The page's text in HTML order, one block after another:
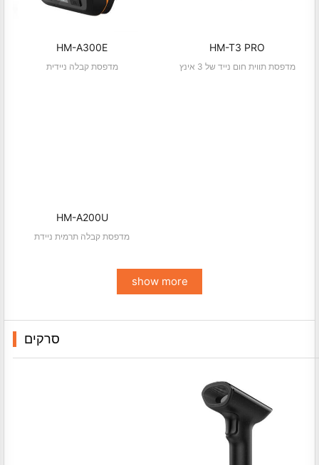
HM-A300E
מדפסת קבלה ניידית
HM-T3 PRO
מדפסת תווית חום נייד של 3 אינץ
HM-A200U
מדפסת קבלה תרמית ניידת
show more
סרקים